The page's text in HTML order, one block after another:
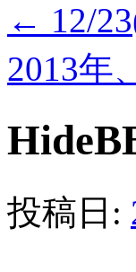
← 12/
2013年
投稿日: